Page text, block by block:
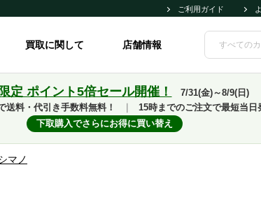
ご利用ガイド
買取に関して 店舗情報
定 ポイント5倍セール開催！
7/31(金)～8/9(日)
送料・代引き手数料無料！
15時までのご注文で最短当日
下取購入でさらにお得に買い替え
マノ